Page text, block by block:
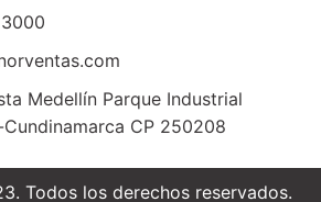
Medellín Parque Industrial
Cundinamarca CP 250208
Todos los derechos reservados.